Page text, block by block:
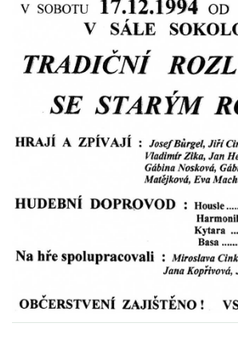
VIDEOZÁZNAMY Z HER
FOTOALBUM
ČLENOVÉ - SOUČASNOST
MÍSTO PRO VAŠE VZKAZY!!
DOKUMENTY OVJK